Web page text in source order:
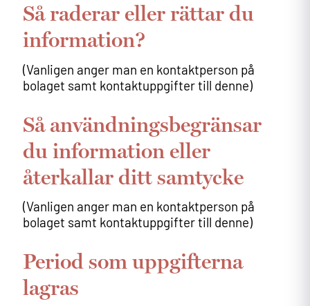
Så raderar eller rättar du
information?
(Vanligen anger man en kontaktperson på
bolaget samt kontaktuppgifter till denne)
Så användningsbegränsar
du information eller
återkallar ditt samtycke
(Vanligen anger man en kontaktperson på
bolaget samt kontaktuppgifter till denne)
Period som uppgifterna
lagras